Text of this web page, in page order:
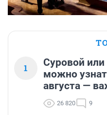
1
Суровой или
можно
августа —
26 820 9